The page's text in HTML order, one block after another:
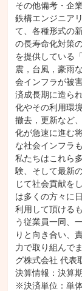
その他備考・企
鉄構エンジニア
て、各種形式の
の長寿命化対策
を提供している
震，台風，豪雨
会インフラが被
済成長期に造ら
化やその利用環
撤去，更新など
化が急速に進む
な社会インフラ
私たちはこれら
験、そして最新
じて社会貢献を
は多くの方々に
利用して頂ける
う従業員一同、
りと向き合い、
力で取り組んで
グ株式会社 代表
決算情報：決算
※決済単位：単